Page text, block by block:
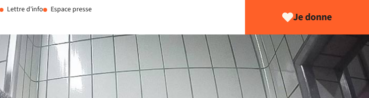
Lettre d'info Espace presse
Je donne